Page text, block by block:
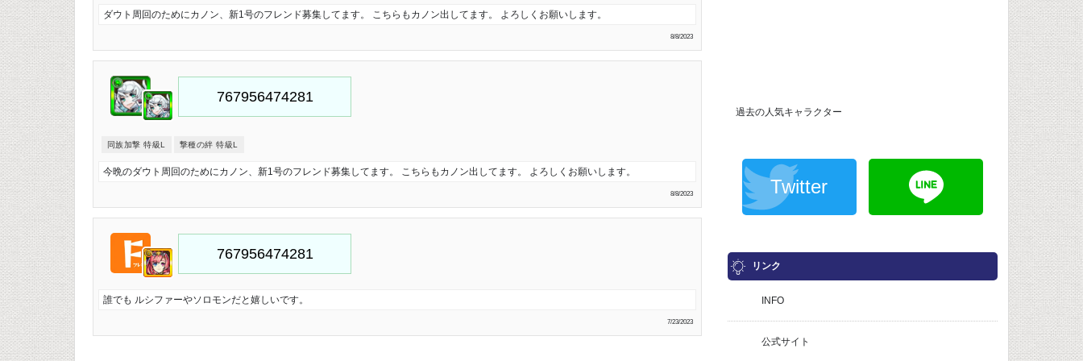
ダウト周回のためにカノン、新1号のフレンド募集してます。 こちらもカノン出してます。 よろしくお願いします。
8/8/2023
同族加撃 特級L 撃種の絆 特級L
今晩のダウト周回のためにカノン、新1号のフレンド募集してます。 こちらもカノン出してます。 よろしくお願いします。
8/8/2023
誰でも ルシファーやソロモンだと嬉しいです。
7/23/2023
過去の人気キャラクター
Twitter
リンク
INFO
公式サイト